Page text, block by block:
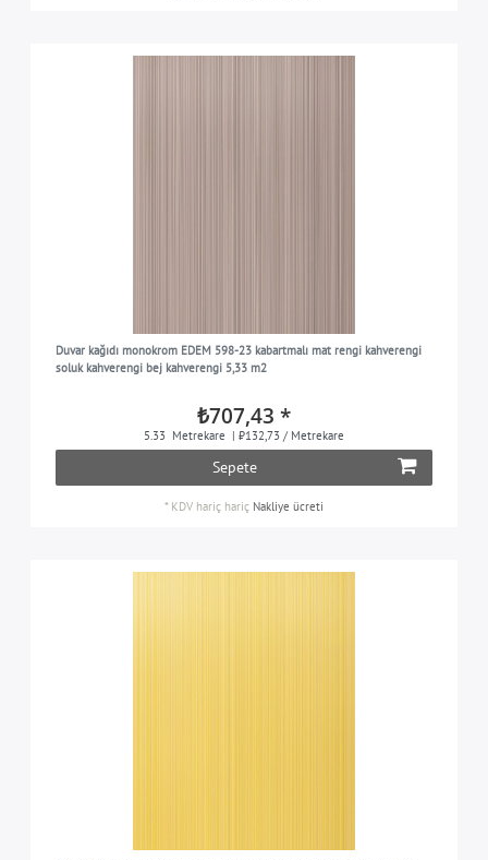
Duvar kağıdı monokrom EDEM 598-23 kabartmalı mat rengi kahverengi
soluk kahverengi bej kahverengi 5,33 m2
₺707,43 *
5.33 Metrekare | ₺132,73 / Metrekare
Sepete
* KDV hariç hariç Nakliye ücreti